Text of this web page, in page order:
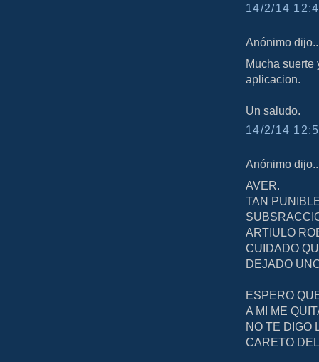
14/2/14
Anónimo
Mucha suerte
aplicacion.
Un saludo.
14/2/14
Anónimo
AVER.
TAN
ARTIULO
CUIDADO
DEJADO
ESPERO
A MI ME
NO TE DIGO
CARETO